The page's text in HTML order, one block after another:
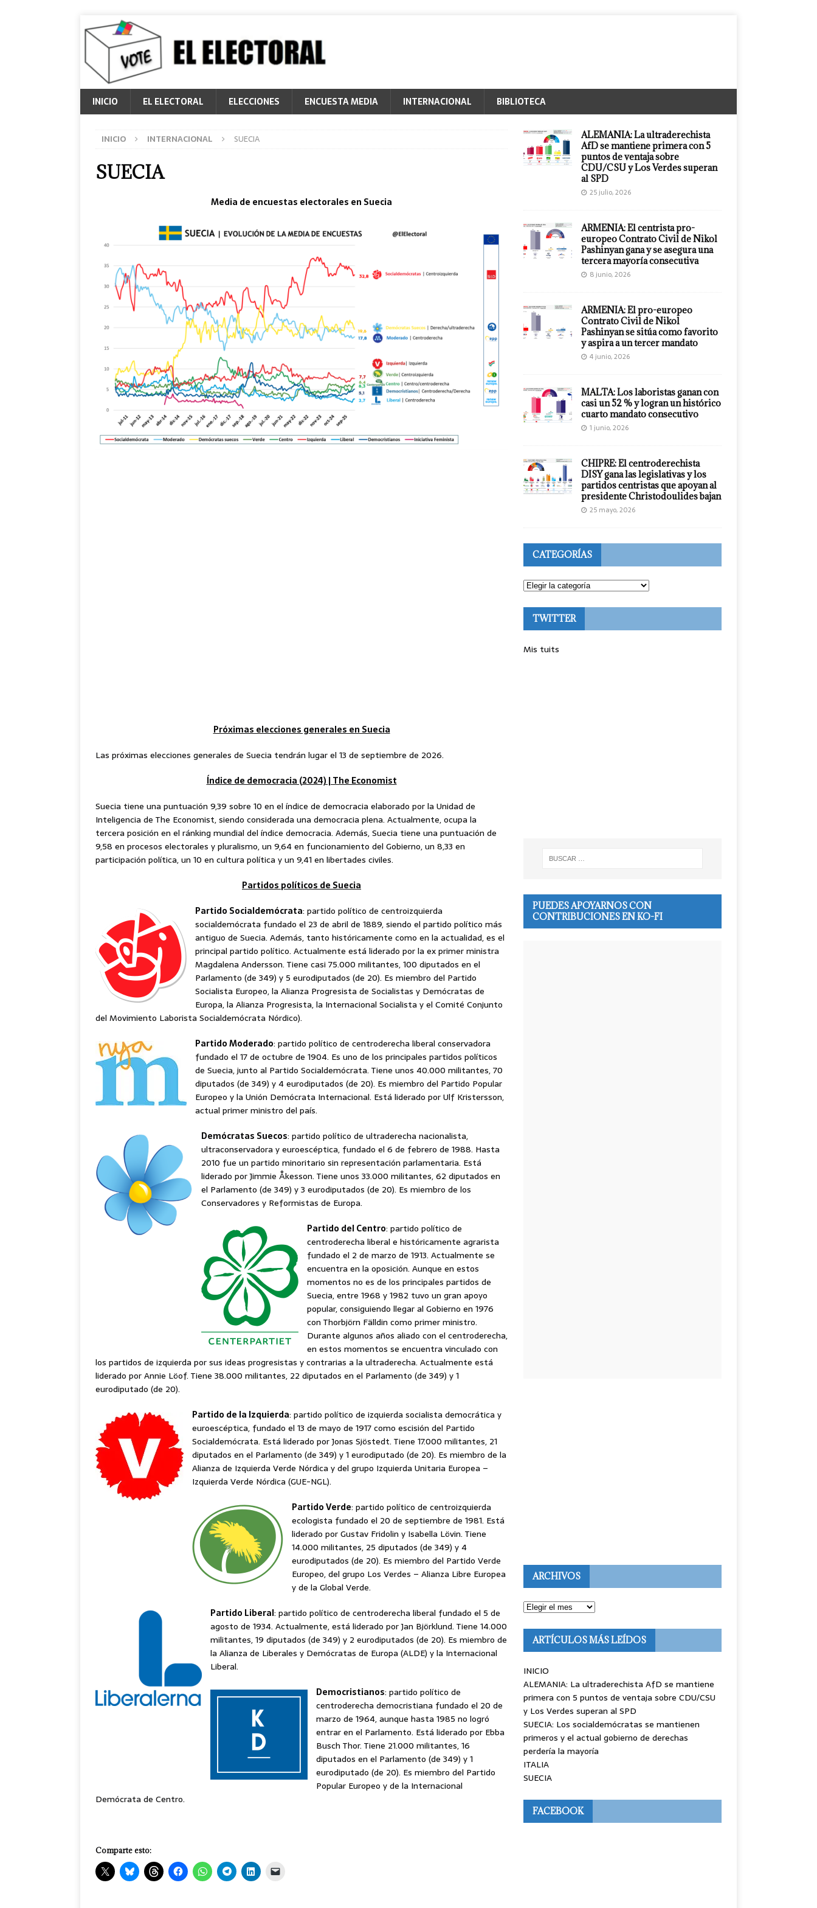
INICIO EL ELECTORAL ELECCIONES ENCUESTA MEDIA INTERNACIONAL BIBLIOTECA
INICIO INTERNACIONAL SUECIA
SUECIA
Media de encuestas electorales en Suecia
Próximas elecciones generales en Suecia
Las próximas elecciones generales de Suecia tendrán lugar el 13 de septiembre de 2026.
Índice de democracia (2024) | The Economist
Suecia tiene una puntuación 9,39 sobre 10 en el índice de democracia elaborado por la Unidad de
Inteligencia de The Economist, siendo considerada una democracia plena. Actualmente, ocupa la
tercera posición en el ránking mundial del índice democracia. Además, Suecia tiene una puntuación de
9,58 en procesos electorales y pluralismo, un 9,64 en funcionamiento del Gobierno, un 8,33 en
participación política, un 10 en cultura política y un 9,41 en libertades civiles.
Partidos políticos de Suecia
Partido Socialdemócrata: partido político de centroizquierda
socialdemócrata fundado el 23 de abril de 1889, siendo el partido político más
antiguo de Suecia. Además, tanto históricamente como en la actualidad, es el
principal partido político. Actualmente está liderado por la ex primer ministra
Magdalena Andersson. Tiene casi 75.000 militantes, 100 diputados en el
Parlamento (de 349) y 5 eurodiputados (de 20). Es miembro del Partido
Socialista Europeo, la Alianza Progresista de Socialistas y Demócratas de
Europa, la Alianza Progresista, la Internacional Socialista y el Comité Conjunto
del Movimiento Laborista Socialdemócrata Nórdico).
Partido Moderado: partido político de centroderecha liberal conservadora
fundado el 17 de octubre de 1904. Es uno de los principales partidos políticos
de Suecia, junto al Partido Socialdemócrata. Tiene unos 40.000 militantes, 70
diputados (de 349) y 4 eurodiputados (de 20). Es miembro del Partido Popular
Europeo y la Unión Demócrata Internacional. Está liderado por Ulf Kristersson,
actual primer ministro del país.
Demócratas Suecos: partido político de ultraderecha nacionalista,
ultraconservadora y euroescéptica, fundado el 6 de febrero de 1988. Hasta
2010 fue un partido minoritario sin representación parlamentaria. Está
liderado por Jimmie Åkesson. Tiene unos 33.000 militantes, 62 diputados en
el Parlamento (de 349) y 3 eurodiputados (de 20). Es miembro de los
Conservadores y Reformistas de Europa.
Partido del Centro: partido político de
centroderecha liberal e históricamente agrarista
fundado el 2 de marzo de 1913. Actualmente se
encuentra en la oposición. Aunque en estos
momentos no es de los principales partidos de
Suecia, entre 1968 y 1982 tuvo un gran apoyo
popular, consiguiendo llegar al Gobierno en 1976
con Thorbjörn Fälldin como primer ministro.
Durante algunos años aliado con el centroderecha,
en estos momentos se encuentra vinculado con
los partidos de izquierda por sus ideas progresistas y contrarias a la ultraderecha. Actualmente está
liderado por Annie Löof. Tiene 38.000 militantes, 22 diputados en el Parlamento (de 349) y 1
eurodiputado (de 20).
Partido de la Izquierda: partido político de izquierda socialista democrática y
euroescéptica, fundado el 13 de mayo de 1917 como escisión del Partido
Socialdemócrata. Está liderado por Jonas Sjöstedt. Tiene 17.000 militantes, 21
diputados en el Parlamento (de 349) y 1 eurodiputado (de 20). Es miembro de la
Alianza de Izquierda Verde Nórdica y del grupo Izquierda Unitaria Europea –
Izquierda Verde Nórdica (GUE-NGL).
Partido Verde: partido político de centroizquierda
ecologista fundado el 20 de septiembre de 1981. Está
liderado por Gustav Fridolin y Isabella Lövin. Tiene
14.000 militantes, 25 diputados (de 349) y 4
eurodiputados (de 20). Es miembro del Partido Verde
Europeo, del grupo Los Verdes – Alianza Libre Europea
y de la Global Verde.
Partido Liberal: partido político de centroderecha liberal fundado el 5 de
agosto de 1934. Actualmente, está liderado por Jan Björklund. Tiene 14.000
militantes, 19 diputados (de 349) y 2 eurodiputados (de 20). Es miembro de
la Alianza de Liberales y Demócratas de Europa (ALDE) y la Internacional
Liberal.
Democristianos: partido político de
centroderecha democristiana fundado el 20 de
marzo de 1964, aunque hasta 1985 no logró
entrar en el Parlamento. Está liderado por Ebba
Busch Thor. Tiene 21.000 militantes, 16
diputados en el Parlamento (de 349) y 1
eurodiputado (de 20). Es miembro del Partido
Popular Europeo y de la Internacional
Demócrata de Centro.
Comparte esto:
ALEMANIA: La ultraderechista
AfD se mantiene primera con 5
puntos de ventaja sobre
CDU/CSU y Los Verdes superan
al SPD
25 julio, 2026
ARMENIA: El centrista pro-
europeo Contrato Civil de Nikol
Pashinyan gana y se asegura una
tercera mayoría consecutiva
8 junio, 2026
ARMENIA: El pro-europeo
Contrato Civil de Nikol
Pashinyan se sitúa como favorito
y aspira a un tercer mandato
4 junio, 2026
MALTA: Los laboristas ganan con
casi un 52 % y logran un histórico
cuarto mandato consecutivo
1 junio, 2026
CHIPRE: El centroderechista
DISY gana las legislativas y los
partidos centristas que apoyan al
presidente Christodoulides bajan
25 mayo, 2026
CATEGORÍAS
TWITTER
Mis tuits
PUEDES APOYARNOS CON
CONTRIBUCIONES EN KO-FI
ARCHIVOS
ARTÍCULOS MÁS LEÍDOS
INICIO
ALEMANIA: La ultraderechista AfD se mantiene
primera con 5 puntos de ventaja sobre CDU/CSU
y Los Verdes superan al SPD
SUECIA: Los socialdemócratas se mantienen
primeros y el actual gobierno de derechas
perdería la mayoría
ITALIA
SUECIA
FACEBOOK